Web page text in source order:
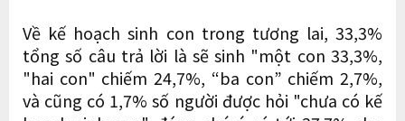
Về kế hoạch sinh con trong tương lai, 33,3%
tổng số câu trả lời là sẽ sinh "một con 33,3%,
"hai con" chiếm 24,7%, “ba con” chiếm 2,7%,
và cũng có 1,7% số người được hỏi "chưa có kế